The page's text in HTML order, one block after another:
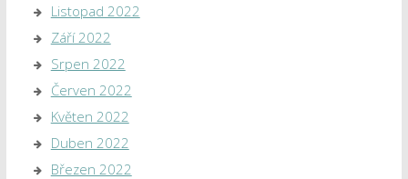
Listopad 2022
Září 2022
Srpen 2022
Červen 2022
Květen 2022
Duben 2022
Březen 2022